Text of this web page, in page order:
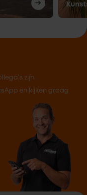
zijn
en kijken graag